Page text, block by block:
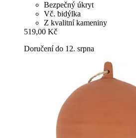
Bezpečný úkryt
Vč. bidýlka
Z kvalitní kameniny
519,00 Kč
Doručení do 12. srpna